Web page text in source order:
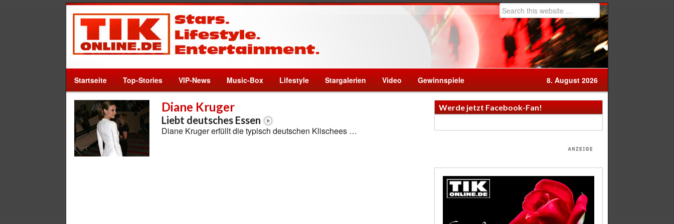
Startseite Top-Stories VIP-News Music-Box Lifestyle Stargalerien Video Gewinnspiele 8. August 2026
Diane Kruger
Liebt deutsches Essen
Diane Kruger erfüllt die typisch deutschen Klischees …
Werde jetzt Facebook-Fan!